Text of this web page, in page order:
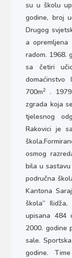
su u školu
godine, broj
Drugog
a opremljena
radom. 1968.
sa četiri
domaćinstvo
700m2 .
zgrada koja
tjelesnog
Rakovici je
osmog
bila u sastavu
područna
Kantona
škola”
upisana 484
2000. godine
sale.
godine.